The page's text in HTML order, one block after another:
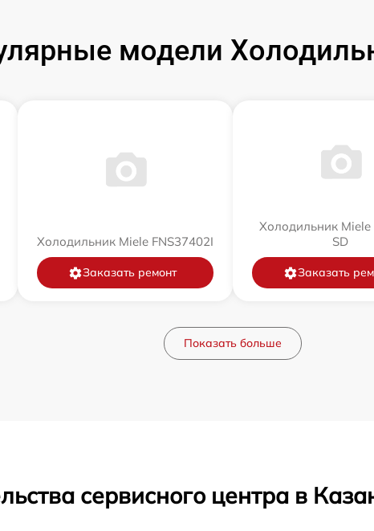
модели
Холодильник Miele FNS37402I
Заказать ремонт
Холодильник Miele
SD
Заказать
Показать больше
сервисного центра в